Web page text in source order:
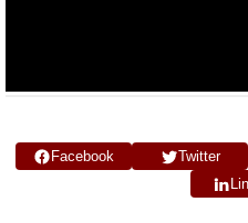
Facebook Twitter